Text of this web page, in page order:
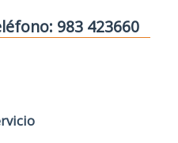
983 423660